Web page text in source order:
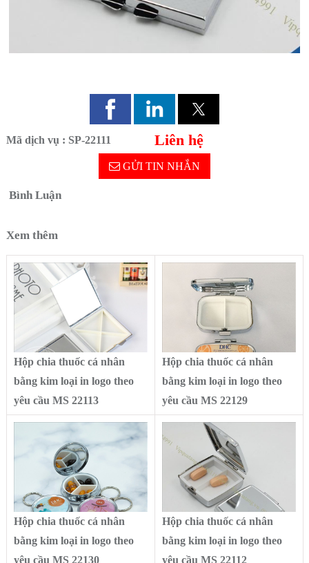
Mã dịch vụ : SP-22111 Liên hệ
GỬI TIN NHẮN
Bình Luận
Xem thêm
Hộp chia thuốc cá nhân
bằng kim loại in logo theo
yêu cầu MS 22113
Hộp chia thuốc cá nhân
bằng kim loại in logo theo
yêu cầu MS 22129
Hộp chia thuốc cá nhân
bằng kim loại in logo theo
yêu cầu MS 22130
Hộp chia thuốc cá nhân
bằng kim loại in logo theo
yêu cầu MS 22112